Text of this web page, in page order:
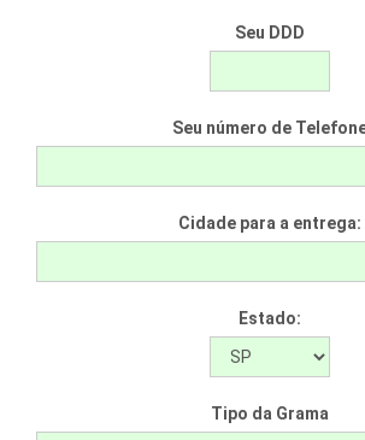
Seu DDD
Seu número de
Cidade para a entrega:
Estado:
Tipo da Grama